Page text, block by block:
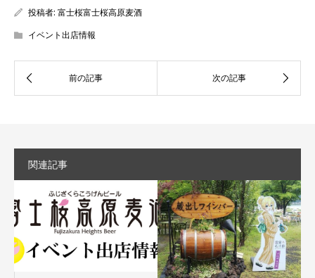
投稿者: 富士桜富士桜高原麦酒
イベント出店情報
関連記事